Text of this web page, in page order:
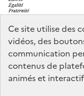
Ce site utilise des
vidéos, des
communication
contenus de
animés et
legifrance.gouv.fr
service-public.gouv.fr